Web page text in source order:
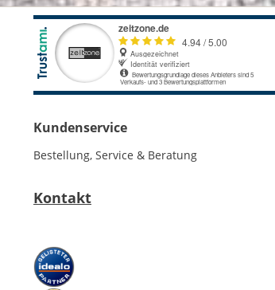
Kundenservice
Bestellung, Service & Beratung
Kontakt